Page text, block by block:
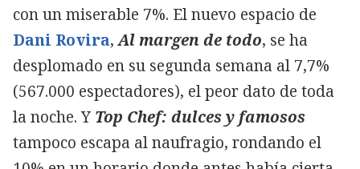
con un miserable 7%. El nuevo espacio de
Dani Rovira,Al margen de todo, se ha
desplomado en su segunda semana al 7,7%
(567.000 espectadores), el peor dato de toda
la noche. Y Top Chef: dulces y famosos
tampoco escapa al naufragio, rondando el